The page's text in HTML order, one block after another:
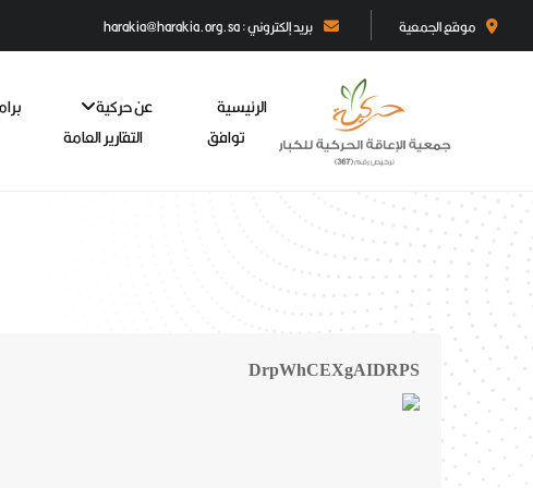
موقع الجمعية بريد إلكتروني : harakia@harakia.org.sa
الرئيسية عن حركية
توافق
التقارير العامة
DrpWhCEXgAIDRPS